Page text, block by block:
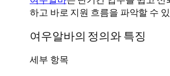
하고 바로 지원 흐름을 파악할 수
여우알바의 정의와 특징
세부 항목